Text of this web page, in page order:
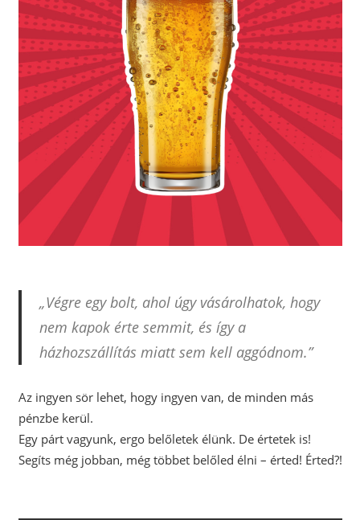
„Végre egy bolt, ahol úgy vásárolhatok, hogy
nem kapok érte semmit, és így a
házhozszállítás miatt sem kell aggódnom.”
Az ingyen sör lehet, hogy ingyen van, de minden más
pénzbe kerül.
Egy párt vagyunk, ergo belőletek élünk. De értetek is!
Segíts még jobban, még többet belőled élni – érted! Érted?!